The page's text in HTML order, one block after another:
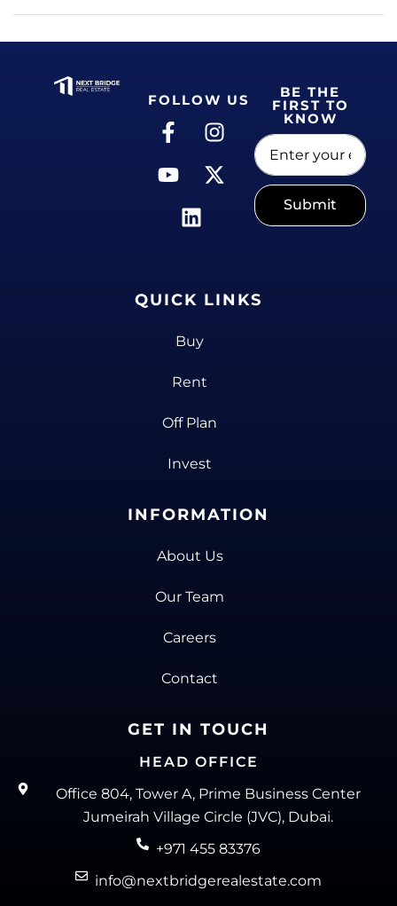
FOLLOW US BE THE
FIRST TO
KNOW
Submit
QUICK LINKS
Buy
Rent
Off Plan
Invest
INFORMATION
About Us
Our Team
Careers
Contact
GET IN TOUCH
HEAD OFFICE
Office 804, Tower A, Prime Business Center
Jumeirah Village Circle (JVC), Dubai.
+971 455 83376
info@nextbridgerealestate.com